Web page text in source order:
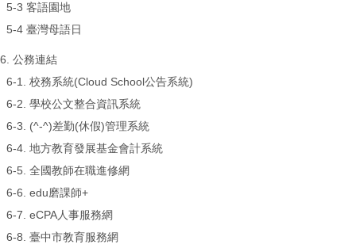
5-3 客語園地
5-4 臺灣母語日
6. 公務連結
6-1. 校務系統(Cloud School公告系統)
6-2. 學校公文整合資訊系統
6-3. (^-^)差勤(休假)管理系統
6-4. 地方教育發展基金會計系統
6-5. 全國教師在職進修網
6-6. edu磨課師+
6-7. eCPA人事服務網
6-8. 臺中市教育服務網